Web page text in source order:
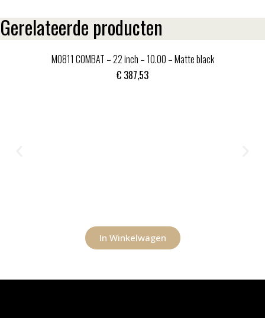
Gerelateerde producten
MO811 COMBAT – 22 inch – 10.00 – Matte black
€ 387,53
In Winkelwagen